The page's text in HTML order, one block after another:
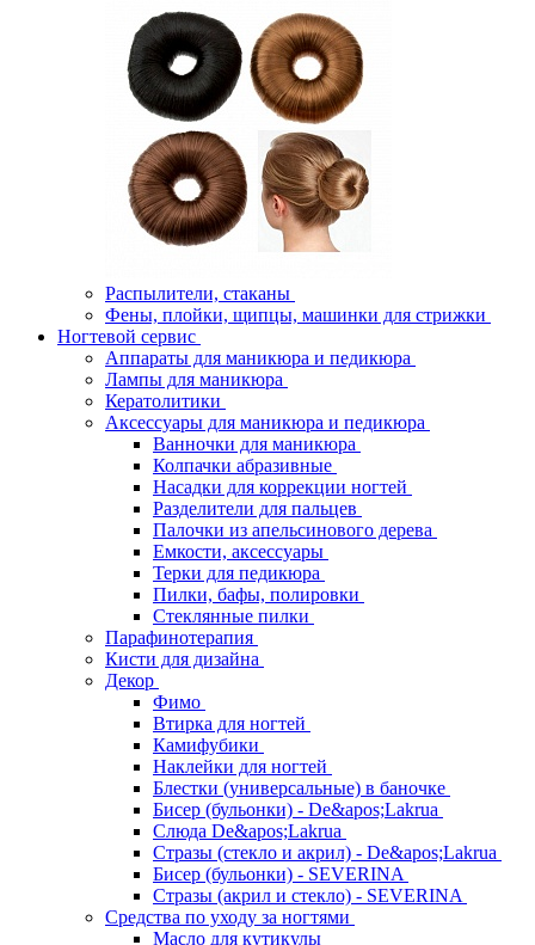
Распылители, стаканы
Фены, плойки, щипцы, машинки для стрижки
Ногтевой сервис
Аппараты для маникюра и педикюра
Лампы для маникюра
Кератолитики
Аксессуары для маникюра и педикюра
Ванночки для маникюра
Колпачки абразивные
Насадки для коррекции ногтей
Разделители для пальцев
Палочки из апельсинового дерева
Емкости, аксессуары
Терки для педикюра
Пилки, бафы, полировки
Стеклянные пилки
Парафинотерапия
Кисти для дизайна
Декор
Фимо
Втирка для ногтей
Камифубики
Наклейки для ногтей
Блестки (универсальные) в баночке
Бисер (бульонки) - De&apos;Lakrua
Слюда De&apos;Lakrua
Стразы (стекло и акрил) - De&apos;Lakrua
Бисер (бульонки) - SEVERINA
Стразы (акрил и стекло) - SEVERINA
Средства по уходу за ногтями
Масло для кутикулы